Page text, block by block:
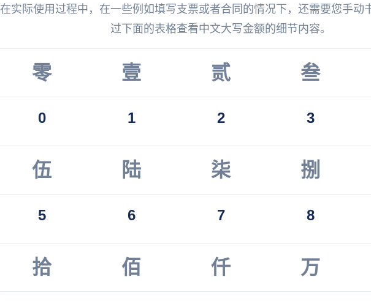
在实际使用过程中，在一些例如填写支票或者合同的情况下，还需要您手动
过下面的表格查看中文大写金额的细节内容。
零 壹 贰 叁
0 1 2 3
伍 陆 柒 捌
5 6 7 8
拾 佰 仟 万